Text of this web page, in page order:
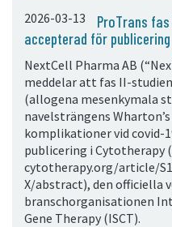
2026-03-13
ProTrans
accepterad för
NextCell Pharma AB
meddelar att fas II-
(allogena mesenkymala
navelsträngens
komplikationer vid covid-
publicering i Cytotherapy
cytotherapy.org/article/
X/abstract), den officiella
branschorganisationen
Gene Therapy (ISCT).